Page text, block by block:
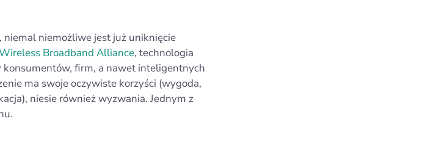
niemal niemożliwe jest już uniknięcie
Broadband Alliance, technologia
konsumentów, firm, a nawet inteligentnych
ma swoje oczywiste korzyści (wygoda,
niesie również wyzwania. Jednym z